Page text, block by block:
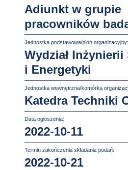
Adiunkt w grupie
pracowników
Jednostka podstawowa/pion organizacyjny:
Wydział
i Energetyki
Jednostka wewnętrzna/komórka
Katedra Techniki
Data ogłoszenia:
2022-10-11
Termin zakończenia składania podań:
2022-10-21